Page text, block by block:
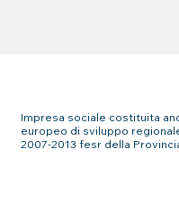
Impresa sociale costituita
europeo di sviluppo
2007-2013 fesr della